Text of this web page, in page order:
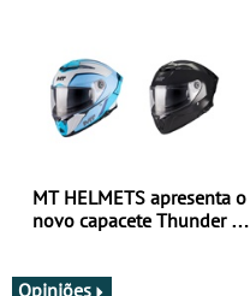
MT HELMETS apresenta o
novo capacete Thunder 4 R
Opiniões